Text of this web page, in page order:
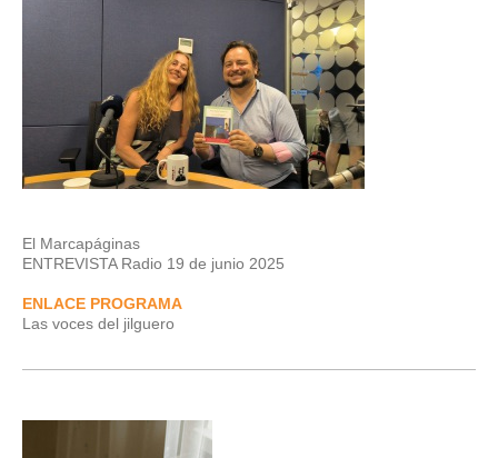
El Marcapáginas
ENTREVISTA Radio 19 de junio 2025
ENLACE PROGRAMA
Las voces del jilguero